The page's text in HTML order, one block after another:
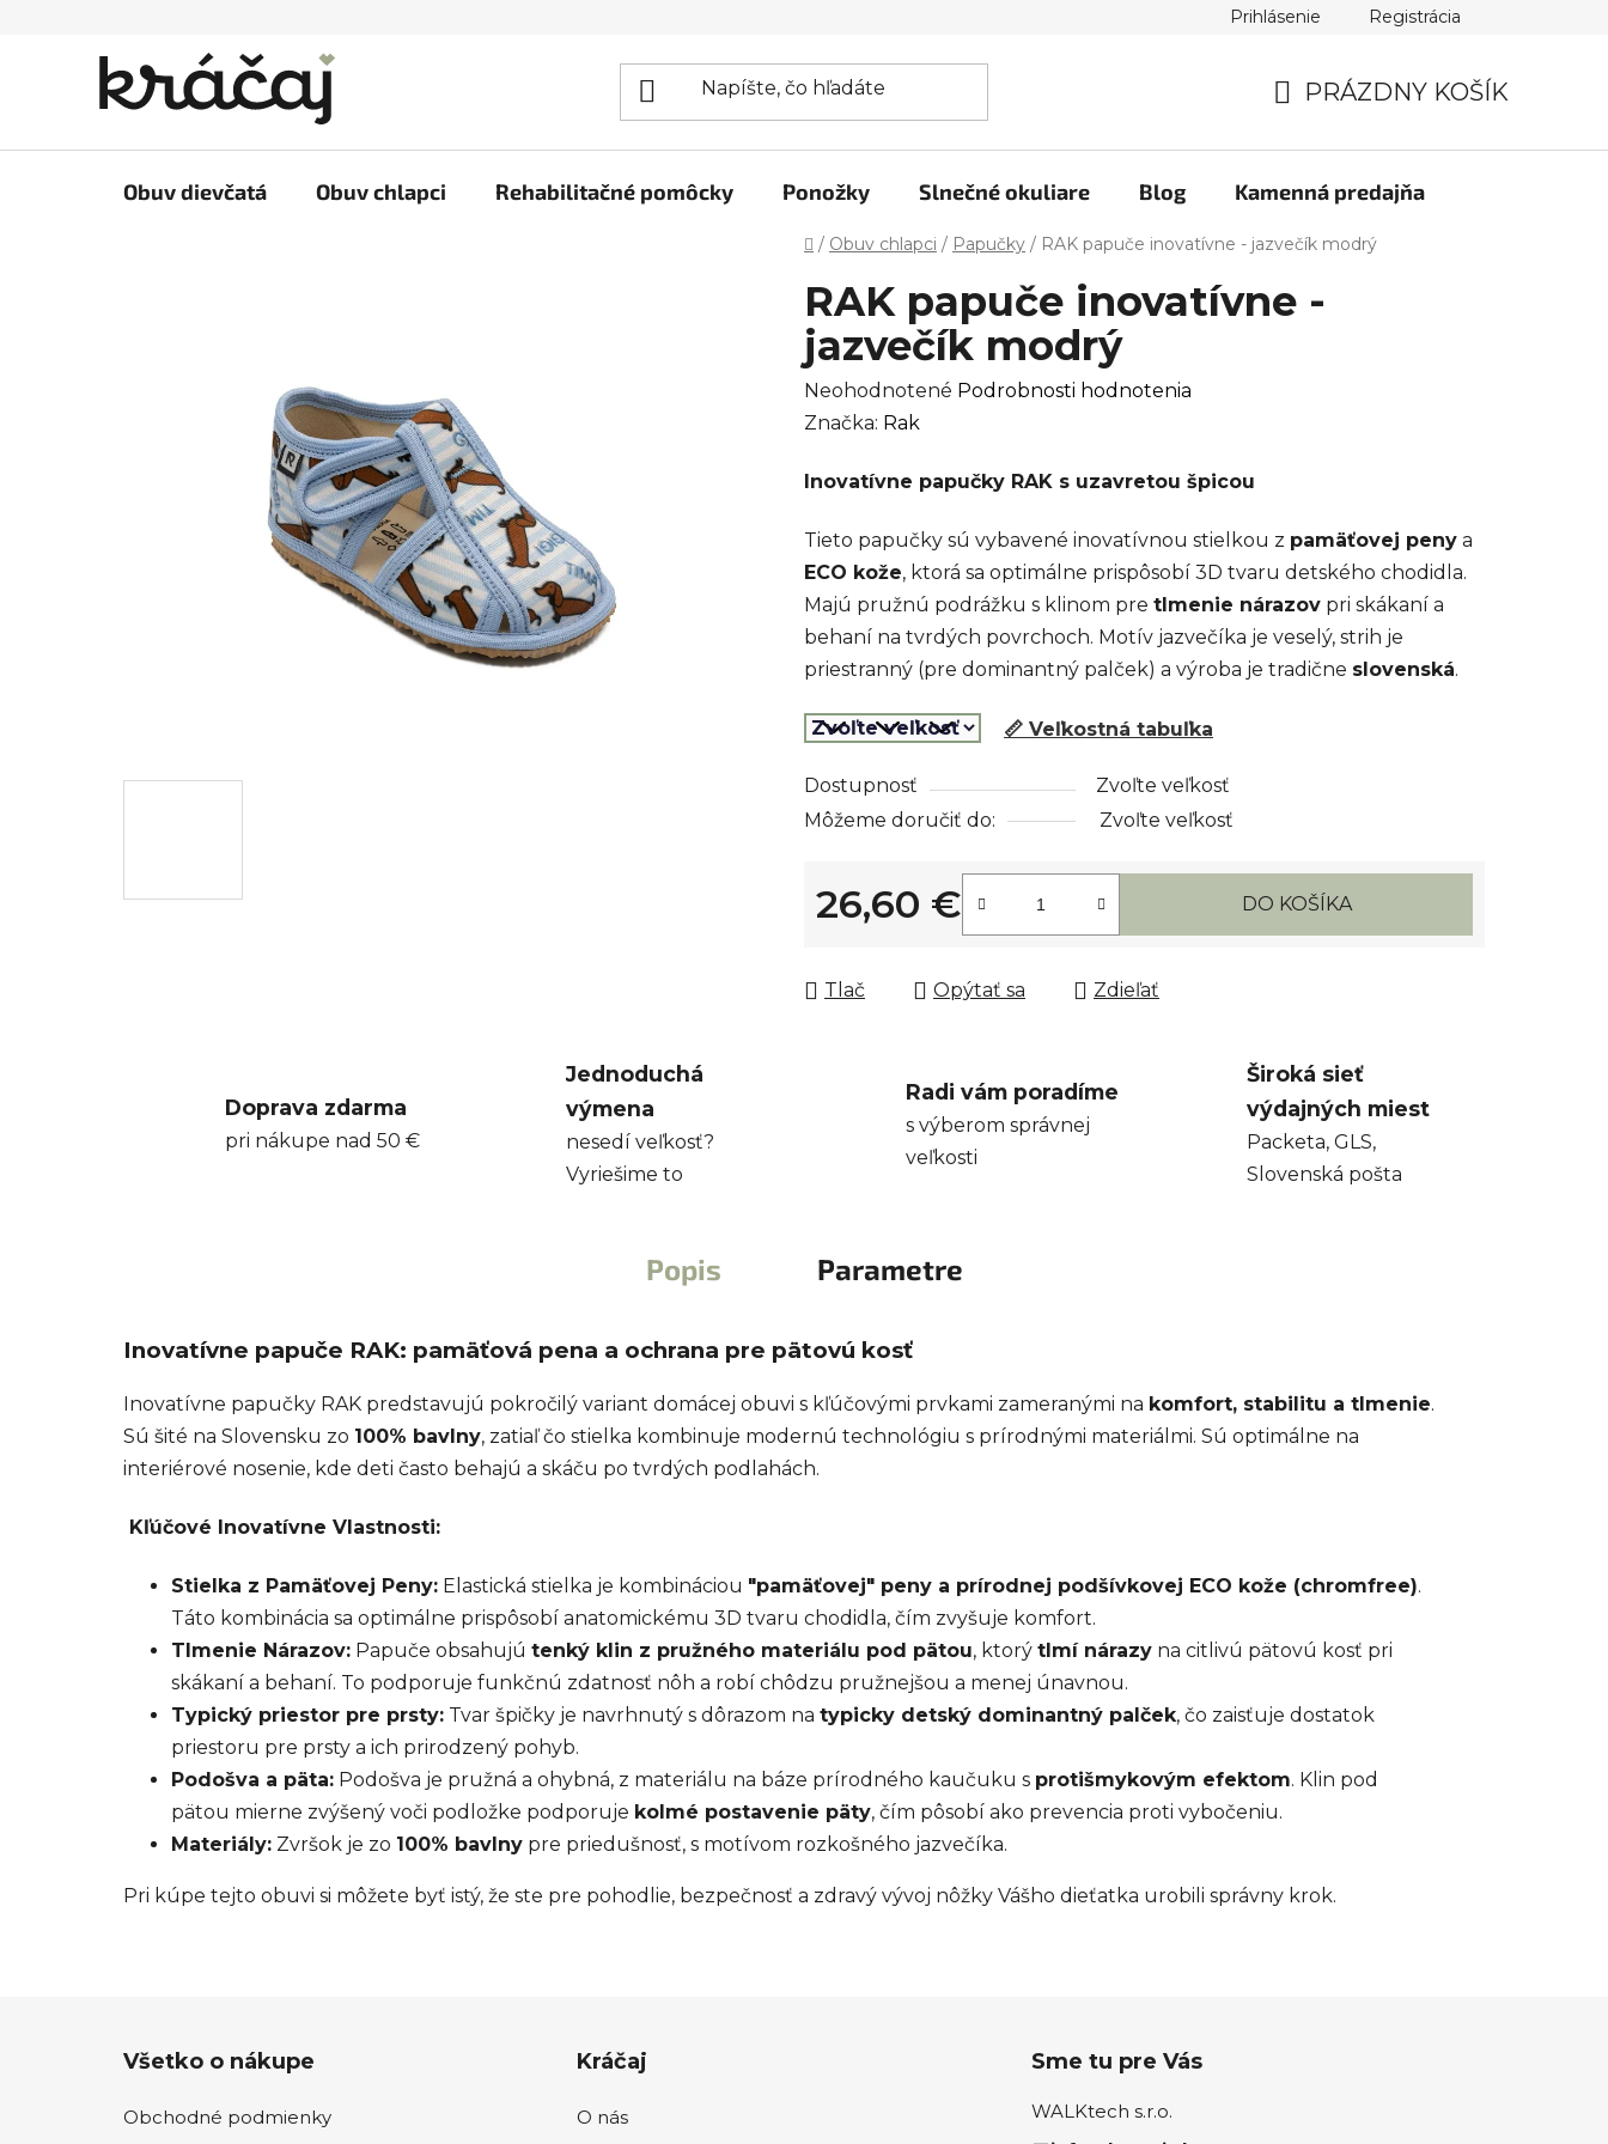
Prihlásenie Registrácia
KOŠÍK
PRÁZDNY KOŠÍK
Obuv dievčatá Obuv chlapci Rehabilitačné pomôcky Ponožky Slnečné okuliare Blog Kamenná predajňa
Domov
/ Obuv chlapci / Papučky / RAK papuče inovatívne - jazvečík modrý
RAK papuče inovatívne -
jazvečík modrý
Priemerné
hodnotenie
je
z
5
hviezdičiek.
Neohodnotené Podrobnosti hodnotenia
Značka: Rak
Inovatívne papučky RAK s uzavretou špicou
Tieto papučky sú vybavené inovatívnou stielkou z pamäťovej peny a
ECO kože, ktorá sa optimálne prispôsobí 3D tvaru detského chodidla.
Majú pružnú podrážku s klinom pre tlmenie nárazov pri skákaní a
behaní na tvrdých povrchoch. Motív jazvečíka je veselý, strih je
priestranný (pre dominantný palček) a výroba je tradične slovenská.
📏 Veľkostná tabuľka
Dostupnosť
Zvoľte veľkosť
Môžeme doručiť do:
Zvoľte veľkosť
26,60 €
Jednotková cena:
DO KOŠÍKA
Tlač Opýtať sa Zdieľať
Doprava zdarma
pri nákupe nad 50 €
Jednoduchá
výmena
nesedí veľkosť?
Vyriešime to
Radi vám poradíme
s výberom správnej
veľkosti
Široká sieť
výdajných miest
Packeta, GLS,
Slovenská pošta
Popis Parametre
Inovatívne papuče RAK: pamäťová pena a ochrana pre pätovú kosť
Inovatívne papučky RAK predstavujú pokročilý variant domácej obuvi s kľúčovými prvkami zameranými na komfort, stabilitu a tlmenie.
Sú šité na Slovensku zo 100% bavlny, zatiaľ čo stielka kombinuje modernú technológiu s prírodnými materiálmi. Sú optimálne na
interiérové nosenie, kde deti často behajú a skáču po tvrdých podlahách.
Kľúčové Inovatívne Vlastnosti:
Stielka z Pamäťovej Peny: Elastická stielka je kombináciou "pamäťovej" peny a prírodnej podšívkovej ECO kože (chromfree).
Táto kombinácia sa optimálne prispôsobí anatomickému 3D tvaru chodidla, čím zvyšuje komfort.
Tlmenie Nárazov: Papuče obsahujú tenký klin z pružného materiálu pod pätou, ktorý tlmí nárazy na citlivú pätovú kosť pri
skákaní a behaní. To podporuje funkčnú zdatnosť nôh a robí chôdzu pružnejšou a menej únavnou.
Typický priestor pre prsty: Tvar špičky je navrhnutý s dôrazom na typicky detský dominantný palček, čo zaisťuje dostatok
priestoru pre prsty a ich prirodzený pohyb.
Podošva a päta: Podošva je pružná a ohybná, z materiálu na báze prírodného kaučuku s protišmykovým efektom. Klin pod
pätou mierne zvýšený voči podložke podporuje kolmé postavenie päty, čím pôsobí ako prevencia proti vybočeniu.
Materiály: Zvršok je zo 100% bavlny pre priedušnosť, s motívom rozkošného jazvečíka.
Pri kúpe tejto obuvi si môžete byť istý, že ste pre pohodlie, bezpečnosť a zdravý vývoj nôžky Vášho dieťatka urobili správny krok.
Všetko o nákupe
Obchodné podmienky
Kráčaj
O nás
Sme tu pre Vás
WALKtech s.r.o.